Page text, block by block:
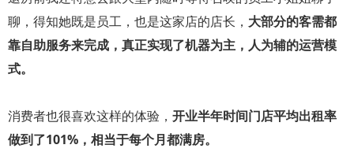
聊，得知她既是员工，也是这家店的店长， 大部分的客需都
靠自助服务来完成，真正实现了机器为主，人为辅的运营模
式。
消费者也很喜欢这样的体验， 开业半年时间门店平均出租率
做到了101%，相当于每个月都满房。